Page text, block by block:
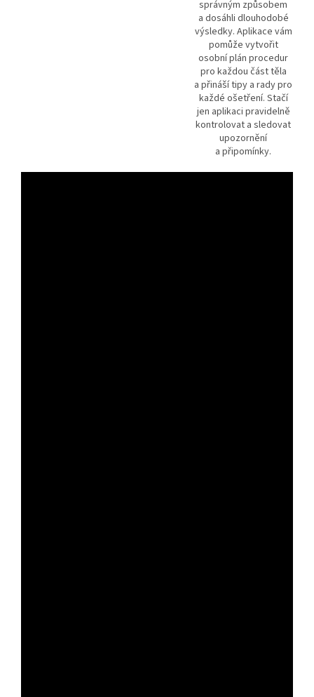
správným způsobem
a dosáhli dlouhodobé
výsledky. Aplikace vám
pomůže vytvořit
osobní plán procedur
pro každou část těla
a přináší tipy a rady pro
každé ošetření. Stačí
jen aplikaci pravidelně
kontrolovat a sledovat
upozornění
a připomínky.